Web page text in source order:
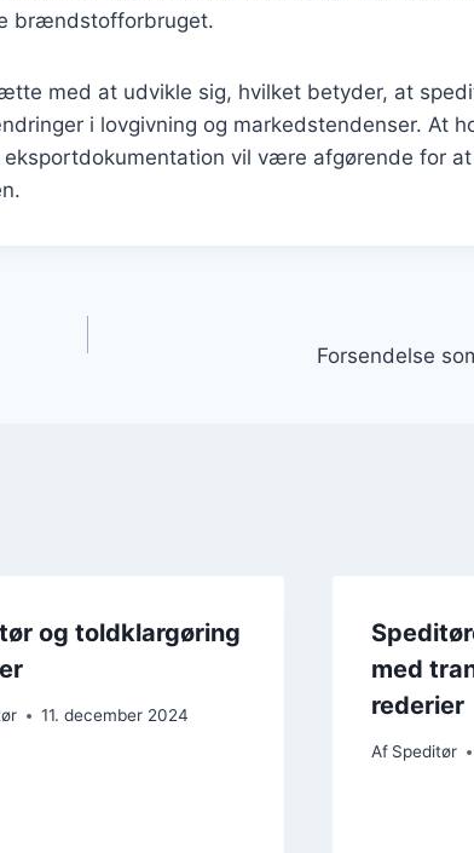
brændstofforbruget.
med at udvikle sig, hvilket betyder, at
i lovgivning og markedstendenser. At
vil være afgørende for at
Forsendelse
og toldklargøring
11. december 2024
med
rederier
Af Speditør